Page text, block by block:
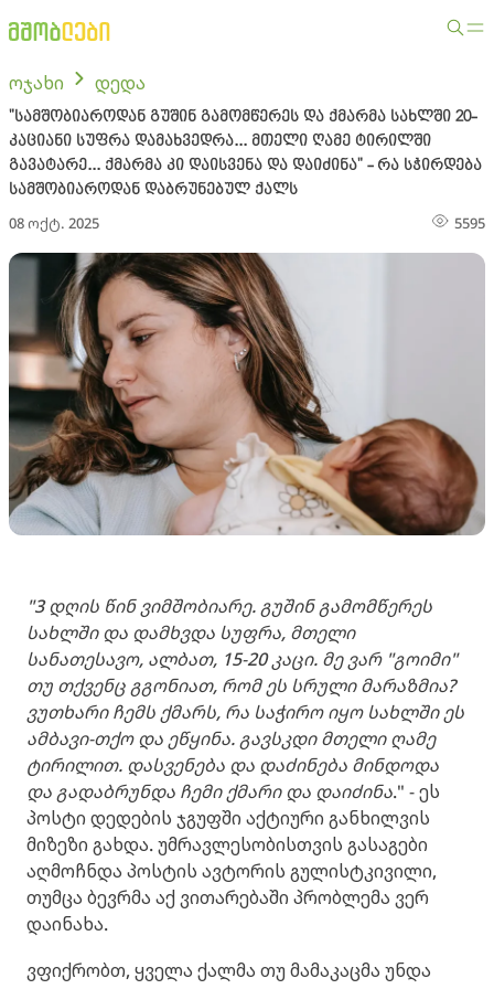
ოჯახი დედა
"სამშობიაროდან გუშინ გამომწერეს და ქმარმა სახლში 20-
კაციანი სუფრა დამახვედრა... მთელი ღამე ტირილში
გავატარე... ქმარმა კი დაისვენა და დაიძინა" - რა სჭირდება
სამშობიაროდან დაბრუნებულ ქალს
08 ოქტ. 2025 5595
"3 დღის წინ ვიმშობიარე. გუშინ გამომწერეს
სახლში და დამხვდა სუფრა, მთელი
სანათესავო, ალბათ, 15-20 კაცი. მე ვარ "გოიმი"
თუ თქვენც გგონიათ, რომ ეს სრული მარაზმია?
ვუთხარი ჩემს ქმარს, რა საჭირო იყო სახლში ეს
ამბავი-თქო და ეწყინა. გავსკდი მთელი ღამე
ტირილით. დასვენება და დაძინება მინდოდა
და გადაბრუნდა ჩემი ქმარი და დაიძინა." - ეს
პოსტი დედების ჯგუფში აქტიური განხილვის
მიზეზი გახდა. უმრავლესობისთვის გასაგები
აღმოჩნდა პოსტის ავტორის გულისტკივილი,
თუმცა ბევრმა აქ ვითარებაში პრობლემა ვერ
დაინახა.
ვფიქრობთ, ყველა ქალმა თუ მამაკაცმა უნდა